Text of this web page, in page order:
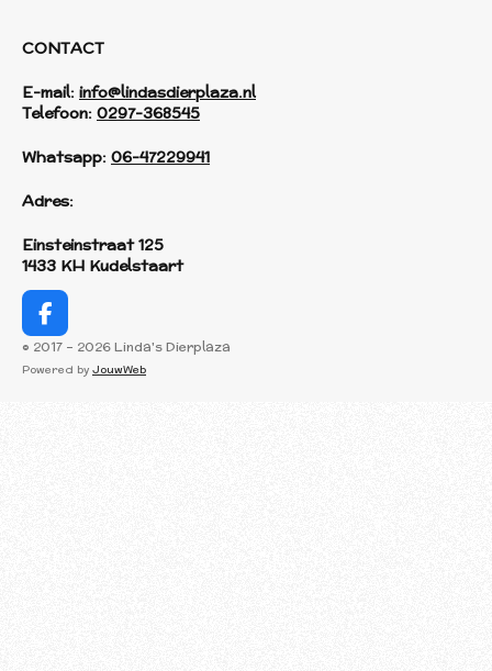
CONTACT
E-mail: info@lindasdierplaza.nl
Telefoon: 0297-368545
Whatsapp: 06-47229941
Adres:
Einsteinstraat 125
1433 KH Kudelstaart
F
a
c
© 2017 - 2026 Linda's Dierplaza
Powered by JouwWeb